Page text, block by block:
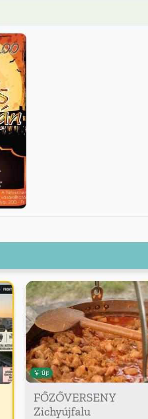
Új!
FŐZŐVERSENY
Zichyújfalu